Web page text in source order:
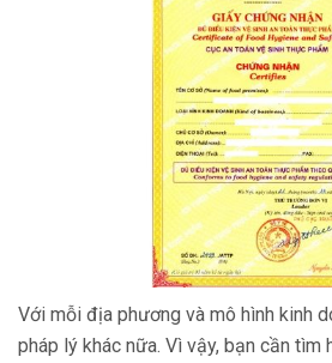
Với mỗi địa phương và mô hình kinh
pháp lý khác nữa. Vì vậy, bạn cần tìm